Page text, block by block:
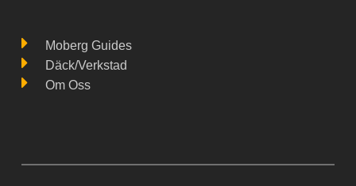
Moberg Guides
Däck/Verkstad
Om Oss